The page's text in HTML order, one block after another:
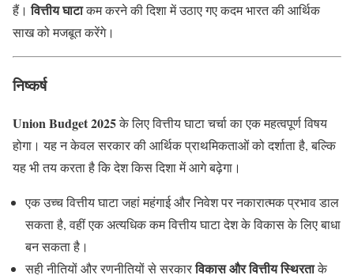
हैं।वित्तीय घाटाकम करने की दिशा में उठाए गए कदम भारत की आर्थिक
साख को मजबूत करेंगे।
निष्कर्ष
Union Budget 2025के लिए वित्तीय घाटा चर्चा का एक महत्वपूर्ण विषय
होगा। यह न केवल सरकार की आर्थिक प्राथमिकताओं को दर्शाता है, बल्कि
यह भी तय करता है कि देश किस दिशा में आगे बढ़ेगा।
एक उच्च वित्तीय घाटा जहां महंगाई और निवेश पर नकारात्मक प्रभाव डाल
सकता है, वहीं एक अत्यधिक कम वित्तीय घाटा देश के विकास के लिए बाधा
बन सकता है।
सही नीतियों और रणनीतियों से सरकारविकास और वित्तीय स्थिरताके